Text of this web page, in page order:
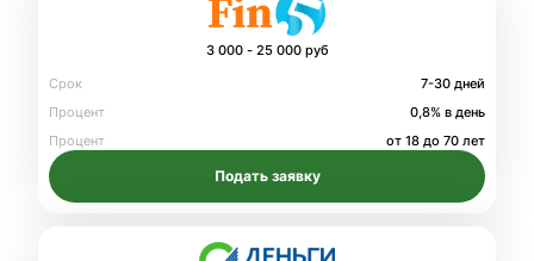
3 000 - 25 000 руб
Срок
7-30 дней
Процент
0,8% в день
Процент
от 18 до 70 лет
Подать заявку